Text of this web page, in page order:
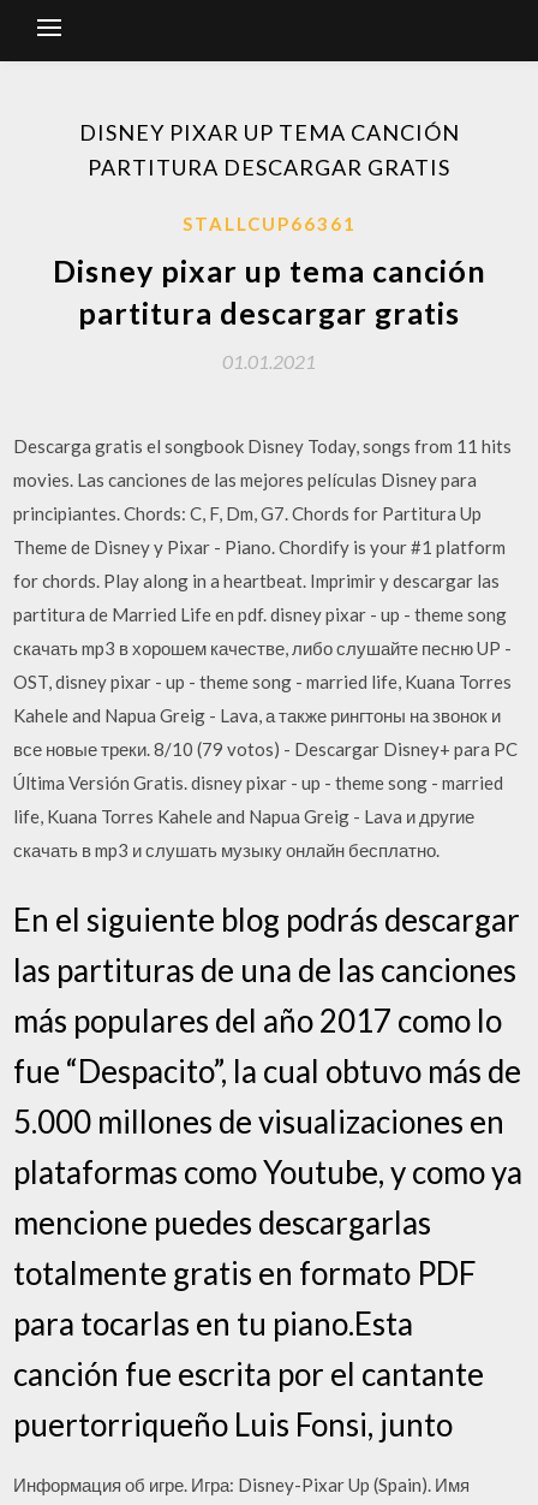
DISNEY PIXAR UP TEMA CANCIÓN
PARTITURA DESCARGAR GRATIS
STALLCUP66361
Disney pixar up tema canción
partitura descargar gratis
01.01.2021
Descarga gratis el songbook Disney Today, songs from 11 hits
movies. Las canciones de las mejores películas Disney para
principiantes. Chords: C, F, Dm, G7. Chords for Partitura Up
Theme de Disney y Pixar - Piano. Chordify is your #1 platform
for chords. Play along in a heartbeat. Imprimir y descargar las
partitura de Married Life en pdf. disney pixar - up - theme song
скачать mp3 в хорошем качестве, либо слушайте песню UP -
OST, disney pixar - up - theme song - married life, Kuana Torres
Kahele and Napua Greig - Lava, а также рингтоны на звонок и
все новые треки. 8/10 (79 votos) - Descargar Disney+ para PC
Última Versión Gratis. disney pixar - up - theme song - married
life, Kuana Torres Kahele and Napua Greig - Lava и другие
скачать в mp3 и слушать музыку онлайн бесплатно.
En el siguiente blog podrás descargar
las partituras de una de las canciones
más populares del año 2017 como lo
fue “Despacito”, la cual obtuvo más de
5.000 millones de visualizaciones en
plataformas como Youtube, y como ya
mencione puedes descargarlas
totalmente gratis en formato PDF
para tocarlas en tu piano.Esta
canción fue escrita por el cantante
puertorriqueño Luis Fonsi, junto
Информация об игре. Игра: Disney-Pixar Up (Spain). Имя